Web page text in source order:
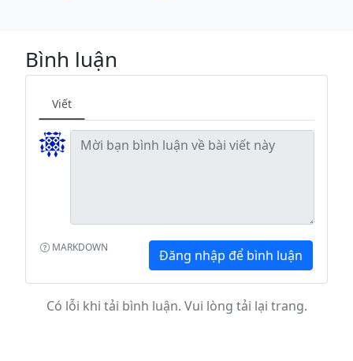
Bình luận
Viết
MARKDOWN Đăng nhập để bình luận
Có lỗi khi tải bình luận. Vui lòng tải lại trang.